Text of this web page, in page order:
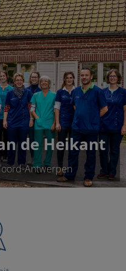
de Heikant
Antwerpen